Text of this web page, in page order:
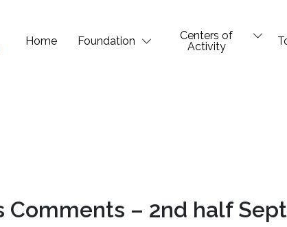
Home Foundation
Centers of
Activity
Comments – 2nd half